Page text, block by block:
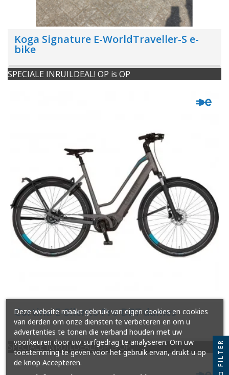
Koga Signature E-WorldTraveller-S e-
bike
SPECIALE INRUILDEAL! OP is OP
Cortina E-Silento Pro DB7 dames
SPECIALE INRUILDEAL! OP is OP
Deze website maakt gebruik van eigen cookies en cookies
van derden om onze diensten te verbeteren en om u
advertenties te tonen die verband houden met uw
voorkeuren door uw surfgedrag te analyseren. Om uw
toestemming te geven voor het gebruik ervan, drukt u op
de knop Accepteren.
FILTER